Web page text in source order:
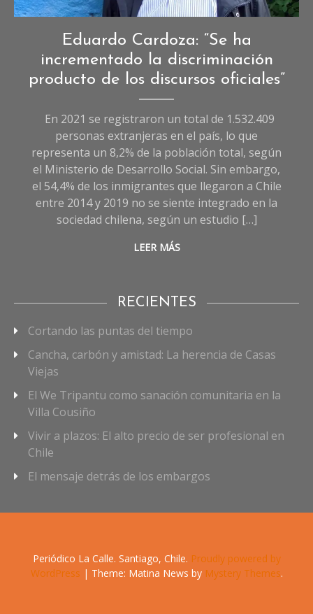
Entrevistas,
Entrevistas
de
Eduardo Cardoza: “Se ha
incrementado la discriminación
producto de los discursos oficiales”
En 2021 se registraron un total de 1.532.409
personas extranjeras en el país, lo que
representa un 8,2% de la población total, según
el Ministerio de Desarrollo Social. Sin embargo,
el 54,4% de los inmigrantes que llegaron a Chile
entre 2014 y 2019 no se siente integrado en la
sociedad chilena, según un estudio […]
LEER MÁS
RECIENTES
Cortando las puntas del tiempo
Cancha, carbón y amistad: La herencia de Casas
Viejas
El We Tripantu como sanación comunitaria en la
Villa Cousiño
Vivir a plazos: El alto precio de ser profesional en
Chile
El mensaje detrás de los embargos
Periódico La Calle. Santiago, Chile. Proudly powered by
WordPress | Theme: Matina News by Mystery Themes.